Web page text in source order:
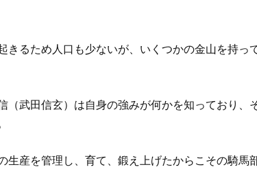
きるため人口も少ないが、いくつかの金山を持っ
（武田信玄）は自身の強みが何かを知っており、
生産を管理し、育て、鍛え上げたからこその騎馬